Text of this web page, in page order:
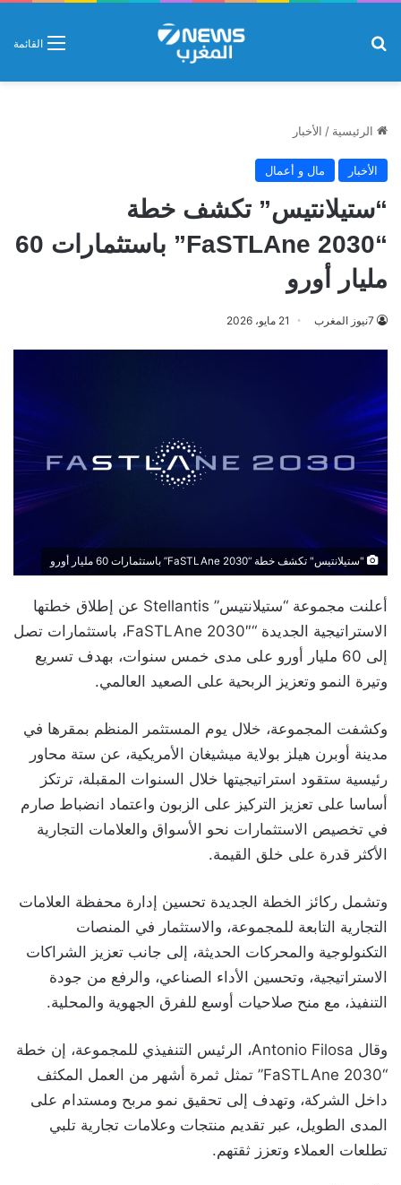
القائمة
الرئيسية / الأخبار
الأخبار مال و أعمال
“ستيلانتيس” تكشف خطة
“FaSTLAne 2030” باستثمارات 60
مليار أورو
7نيوز المغرب 21 مايو، 2026
"ستيلانتيس" تكشف خطة “FaSTLAne 2030” باستثمارات 60 مليار أورو
أعلنت مجموعة “ستيلانتيس” Stellantis عن إطلاق خطتها
الاستراتيجية الجديدة “FaSTLAne 2030″، باستثمارات تصل
إلى 60 مليار أورو على مدى خمس سنوات، بهدف تسريع
وتيرة النمو وتعزيز الربحية على الصعيد العالمي.
وكشفت المجموعة، خلال يوم المستثمر المنظم بمقرها في
مدينة أوبرن هيلز بولاية ميشيغان الأمريكية، عن ستة محاور
رئيسية ستقود استراتيجيتها خلال السنوات المقبلة، ترتكز
أساسا على تعزيز التركيز على الزبون واعتماد انضباط صارم
في تخصيص الاستثمارات نحو الأسواق والعلامات التجارية
الأكثر قدرة على خلق القيمة.
وتشمل ركائز الخطة الجديدة تحسين إدارة محفظة العلامات
التجارية التابعة للمجموعة، والاستثمار في المنصات
التكنولوجية والمحركات الحديثة، إلى جانب تعزيز الشراكات
الاستراتيجية، وتحسين الأداء الصناعي، والرفع من جودة
التنفيذ، مع منح صلاحيات أوسع للفرق الجهوية والمحلية.
وقال Antonio Filosa، الرئيس التنفيذي للمجموعة، إن خطة
“FaSTLAne 2030” تمثل ثمرة أشهر من العمل المكثف
داخل الشركة، وتهدف إلى تحقيق نمو مربح ومستدام على
المدى الطويل، عبر تقديم منتجات وعلامات تجارية تلبي
تطلعات العملاء وتعزز ثقتهم.